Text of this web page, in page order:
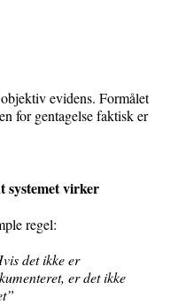
evidens. Formålet
for gentagelse faktisk er
systemet virker
eregel:
det ikke er
er det ikke